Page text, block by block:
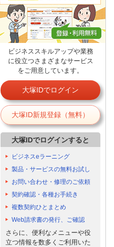
ビジネススキルアップや業務
に役立つさまざまなサービス
をご用意しています。
大塚IDでログイン
大塚ID新規登録（無料）
大塚IDでログインすると
ビジネスeラーニング
製品・サービスの無料お試し
お問い合わせ・修理のご依頼
契約確認・各種お手続き
複数契約ひとまとめ
Web請求書の発行、ご確認
さらに、便利なメニューや役
立つ情報を数多くご利用いた